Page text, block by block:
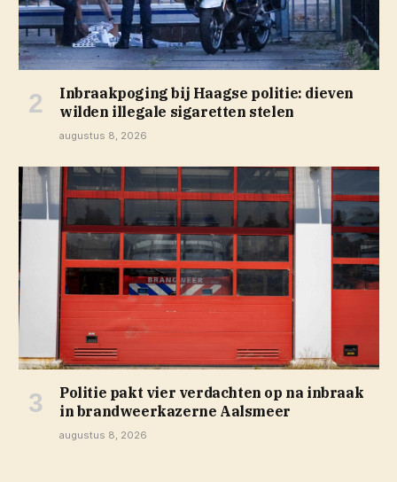
Inbraakpoging bij Haagse politie: dieven
wilden illegale sigaretten stelen
augustus 8, 2026
Politie pakt vier verdachten op na inbraak
in brandweerkazerne Aalsmeer
augustus 8, 2026